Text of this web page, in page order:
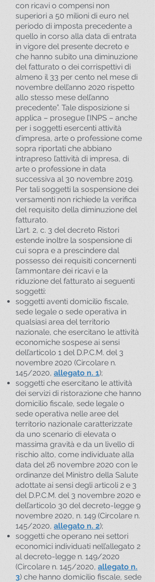
con ricavi o compensi non
superiori a 50 milioni di euro nel
periodo di imposta precedente a
quello in corso alla data di entrata
in vigore del presente decreto e
che hanno subito una diminuzione
del fatturato o dei corrispettivi di
almeno il 33 per cento nel mese di
novembre dell’anno 2020 rispetto
allo stesso mese dell’anno
precedente”. Tale disposizione si
applica – prosegue l’INPS – anche
per i soggetti esercenti attività
d’impresa, arte o professione come
sopra riportati che abbiano
intrapreso l’attività di impresa, di
arte o professione in data
successiva al 30 novembre 2019.
Per tali soggetti la sospensione dei
versamenti non richiede la verifica
del requisito della diminuzione del
fatturato.
L’art. 2, c. 3 del decreto Ristori
estende inoltre la sospensione di
cui sopra e a prescindere dal
possesso dei requisiti concernenti
l’ammontare dei ricavi e la
riduzione del fatturato ai seguenti
soggetti:
soggetti aventi domicilio fiscale,
sede legale o sede operativa in
qualsiasi area del territorio
nazionale, che esercitano le attività
economiche sospese ai sensi
dell’articolo 1 del D.P.C.M. del 3
novembre 2020 (Circolare n.
145/2020, allegato n. 1);
soggetti che esercitano le attività
dei servizi di ristorazione che hanno
domicilio fiscale, sede legale o
sede operativa nelle aree del
territorio nazionale caratterizzate
da uno scenario di elevata o
massima gravità e da un livello di
rischio alto, come individuate alla
data del 26 novembre 2020 con le
ordinanze del Ministro della Salute
adottate ai sensi degli articoli 2 e 3
del D.P.C.M. del 3 novembre 2020 e
dell’articolo 30 del decreto-legge 9
novembre 2020, n. 149 (Circolare n.
145/2020, allegato n. 2);
soggetti che operano nei settori
economici individuati nell’allegato 2
al decreto-legge n. 149/2020
(Circolare n. 145/2020, allegato n.
3) che hanno domicilio fiscale, sede